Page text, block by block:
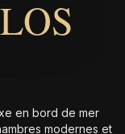
en bord de mer
modernes et